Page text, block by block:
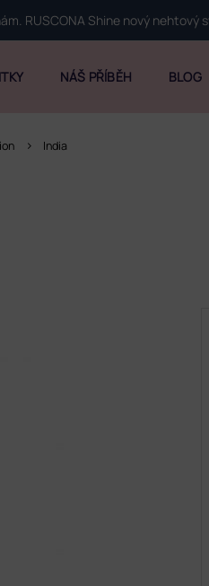
RUSCONA Shine nový nehtový
NÁŠ PŘÍBĚH BLOG
India